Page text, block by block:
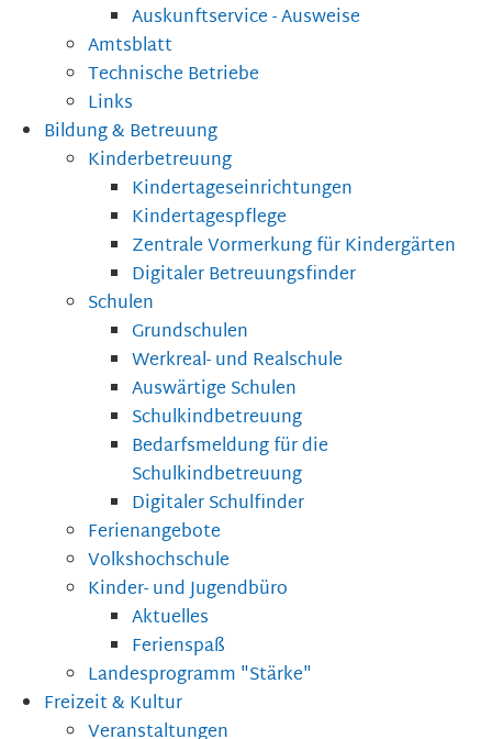
Auskunftservice - Ausweise
Amtsblatt
Technische Betriebe
Links
Bildung & Betreuung
Kinderbetreuung
Kindertageseinrichtungen
Kindertagespflege
Zentrale Vormerkung für Kindergärten
Digitaler Betreuungsfinder
Schulen
Grundschulen
Werkreal- und Realschule
Auswärtige Schulen
Schulkindbetreuung
Bedarfsmeldung für die
Schulkindbetreuung
Digitaler Schulfinder
Ferienangebote
Volkshochschule
Kinder- und Jugendbüro
Aktuelles
Ferienspaß
Landesprogramm "Stärke"
Freizeit & Kultur